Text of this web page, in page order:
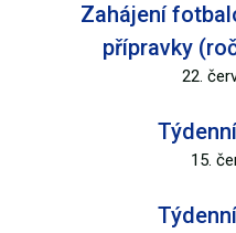
Zahájení
přípravky
22.
15.